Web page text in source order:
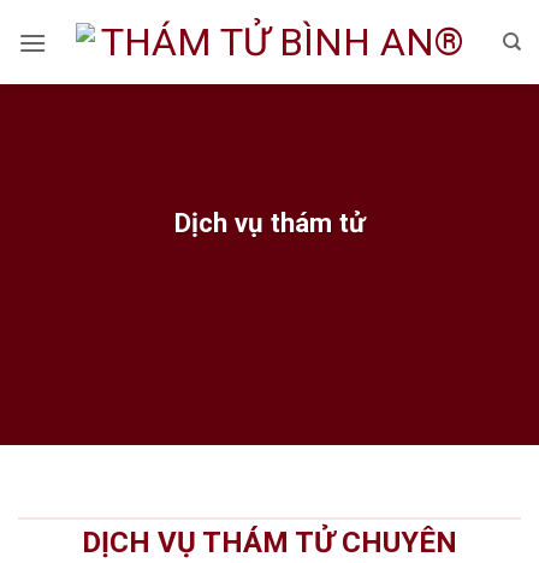
Dịch vụ thám tử
DỊCH VỤ THÁM TỬ CHUYÊN